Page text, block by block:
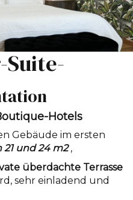
Suite-
Hotels
Gebäude im ersten
21 und 24 m2,
überdachte Terrasse
sehr einladend und